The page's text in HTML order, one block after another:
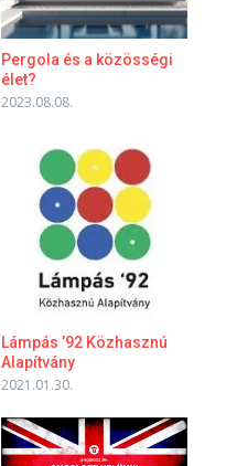
Pergola és a közösségi
élet?
2023.08.08.
Lámpás ’92 Közhasznú
Alapítvány
2021.01.30.